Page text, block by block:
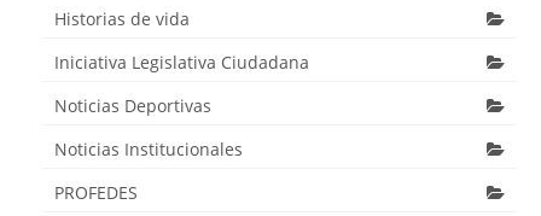
Historias de vida
Iniciativa Legislativa Ciudadana
Noticias Deportivas
Noticias Institucionales
PROFEDES